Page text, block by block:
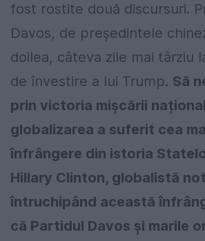
fost rostite două discursuri.
Davos, de președintele
doilea, câteva zile mai târziu
de învestire a lui Trump. Să
prin victoria mișcării
globalizarea a suferit cea
înfrângere din istoria
Hillary Clinton, globalistă
întruchipând această
că Partidul Davos și marile